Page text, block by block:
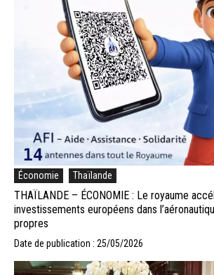
Économie Thaïlande
THAÏLANDE – ÉCONOMIE : Le royaume
investissements européens dans
propres
Date de publication : 25/05/2026